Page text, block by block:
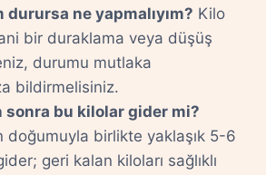
durursa ne yapmalıyım? Kilo
ani bir duraklama veya düşüş
durumu mutlaka
bildirmelisiniz.
sonra bu kilolar gider mi?
doğumuyla birlikte yaklaşık 5-6
geri kalan kiloları sağlıklı